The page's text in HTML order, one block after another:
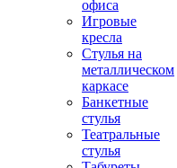
офиса
Игровые
кресла
Стулья на
металлическом
каркасе
Банкетные
стулья
Театральные
стулья